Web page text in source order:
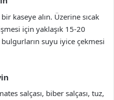
kaseye alın. Üzerine sıcak
için yaklaşık 15-20
suyu iyice çekmesi
salçası, biber salçası, tuz,